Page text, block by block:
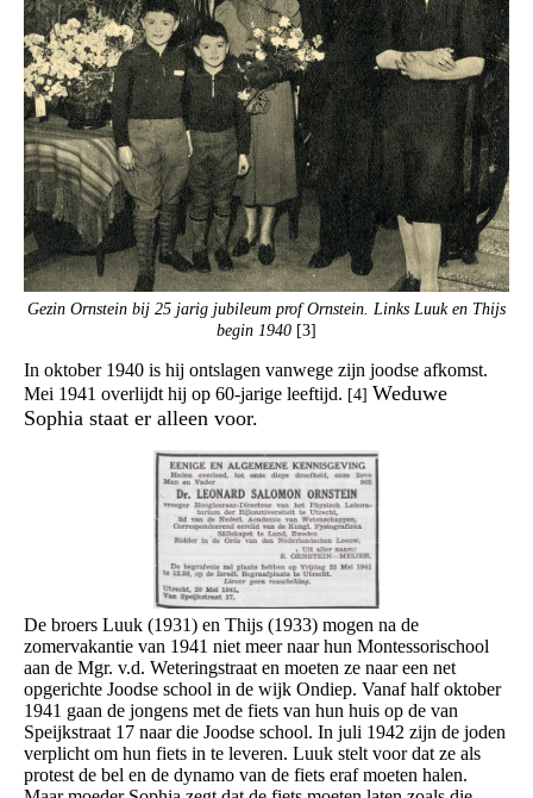
Gezin Ornstein bij 25 jarig jubileum prof Ornstein. Links Luuk en Thijs
begin 1940 [3]
In oktober 1940 is hij ontslagen vanwege zijn joodse afkomst.
Mei 1941 overlijdt hij op 60-jarige leeftijd. [4] Weduwe
Sophia staat er alleen voor.
De broers Luuk (1931) en Thijs (1933) mogen na de
zomervakantie van 1941 niet meer naar hun Montessorischool
aan de Mgr. v.d. Weteringstraat en moeten ze naar een net
opgerichte Joodse school in de wijk Ondiep. Vanaf half oktober
1941 gaan de jongens met de fiets van hun huis op de van
Speijkstraat 17 naar die Joodse school. In juli 1942 zijn de joden
verplicht om hun fiets in te leveren. Luuk stelt voor dat ze als
protest de bel en de dynamo van de fiets eraf moeten halen.